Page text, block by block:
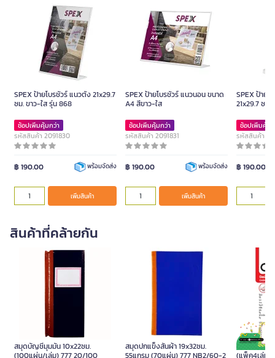
SPEX ป้ายโบรชัวร์ แนวตั้ง 21x29.7
ซม. ขาว-ใส รุ่น 868
ช้อปเพิ่มคุ้มกว่า
รหัสสินค้า 2091830
฿ 190.00 พร้อมจัดส่ง
เพิ่มสินค้า
SPEX ป้ายโบรชัวร์ แนวนอน ขนาด
A4 สีขาว-ใส
ช้อปเพิ่มคุ้มกว่า
รหัสสินค้า 2091831
฿ 190.00 พร้อมจัดส่ง
เพิ่มสินค้า
SPEX ป้าย
21x29.7 ซม.
ช้อปเพิ่มคุ้ม
รหัสสินค้า
฿ 190.00
สินค้าที่คล้ายกัน
สมุดบัญชีมุมมัน 10x22ซม.
(100แผ่น/เล่ม) 777 20/100
สมุดปกแข็งสันผ้า 19x32ซม.
55แกรม (70แผ่น) 777 NB2/60-2
ONE บิลเงิ
(แพ็ค4เล่ม)